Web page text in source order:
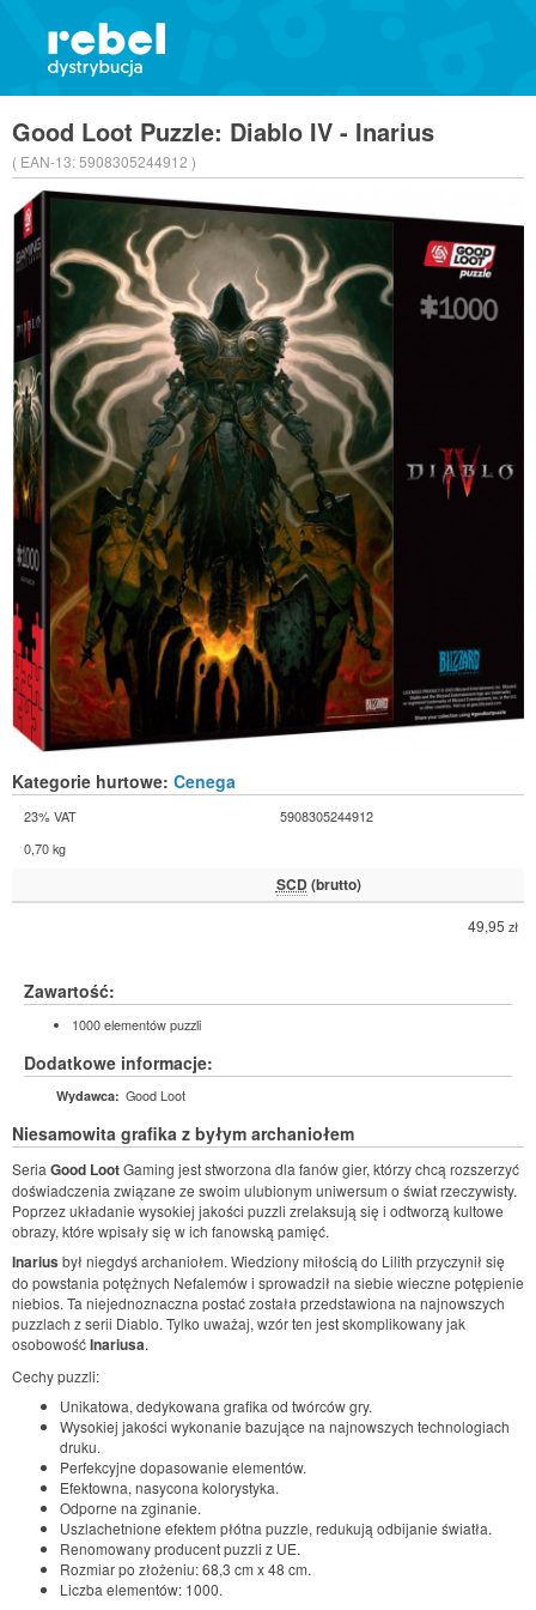
Good Loot Puzzle: Diablo IV - Inarius
( EAN-13:5908305244912 )
Kategorie hurtowe: Cenega
23% VAT
5908305244912
0,70 kg
SCD (brutto)
49,95 zł
Zawartość:
1000 elementów puzzli
Dodatkowe informacje:
Wydawca: Good Loot
Niesamowita grafika z byłym archaniołem
Seria Good LootGaming jest stworzona dla fanów gier, którzy chcą rozszerzyć
doświadczenia związane ze swoim ulubionym uniwersum o świat rzeczywisty.
Poprzez układanie wysokiej jakości puzzli zrelaksują się i odtworzą kultowe
obrazy, które wpisały się w ich fanowską pamięć.
Inarius był niegdyś archaniołem. Wiedziony miłością do Lilith przyczynił się
do powstania potężnych Nefalemów i sprowadził na siebie wieczne potępienie
niebios. Ta niejednoznaczna postać została przedstawiona na najnowszych
puzzlach z serii Diablo. Tylko uważaj, wzór ten jest skomplikowany jak
osobowośćInariusa.
Cechy puzzli:
Unikatowa, dedykowana grafika od twórców gry.
Wysokiej jakości wykonanie bazujące na najnowszych technologiach
druku.
Perfekcyjne dopasowanie elementów.
Efektowna, nasycona kolorystyka.
Odporne na zginanie.
Uszlachetnione efektem płótna puzzle, redukują odbijanie światła.
Renomowany producent puzzli z UE.
Rozmiar po złożeniu: 68,3 cm x 48 cm.
Liczba elementów: 1000.